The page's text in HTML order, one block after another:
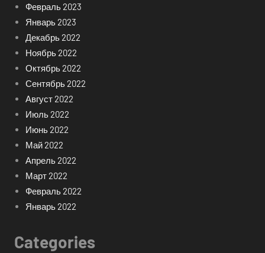
Февраль 2023
Январь 2023
Декабрь 2022
Ноябрь 2022
Октябрь 2022
Сентябрь 2022
Август 2022
Июль 2022
Июнь 2022
Май 2022
Апрель 2022
Март 2022
Февраль 2022
Январь 2022
Categories